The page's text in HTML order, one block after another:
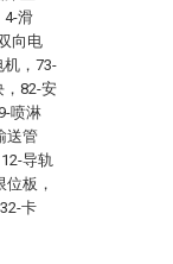
4-滑
向电
机，73-
，82-安
喷淋
送管
导轨
板，
卡